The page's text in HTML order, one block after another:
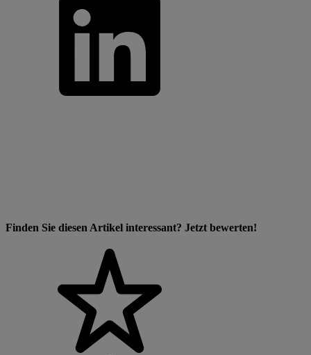
Finden Sie diesen Artikel interessant? Jetzt bewerten!